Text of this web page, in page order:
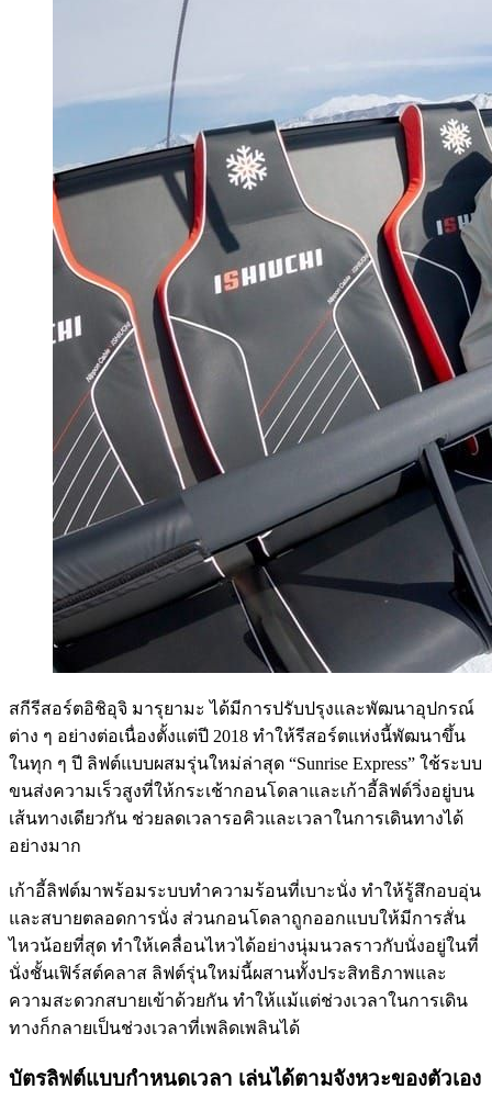
สกีรีสอร์ตอิชิอุจิ มารุยามะ ได้มีการปรับปรุงและพัฒนาอุปกรณ์
ต่าง ๆ อย่างต่อเนื่องตั้งแต่ปี 2018 ทำให้รีสอร์ตแห่งนี้พัฒนาขึ้น
ในทุก ๆ ปี ลิฟต์แบบผสมรุ่นใหม่ล่าสุด “Sunrise Express” ใช้ระบบ
ขนส่งความเร็วสูงที่ให้กระเช้ากอนโดลาและเก้าอี้ลิฟต์วิ่งอยู่บน
เส้นทางเดียวกัน ช่วยลดเวลารอคิวและเวลาในการเดินทางได้
อย่างมาก
เก้าอี้ลิฟต์มาพร้อมระบบทำความร้อนที่เบาะนั่ง ทำให้รู้สึกอบอุ่น
และสบายตลอดการนั่ง ส่วนกอนโดลาถูกออกแบบให้มีการสั่น
ไหวน้อยที่สุด ทำให้เคลื่อนไหวได้อย่างนุ่มนวลราวกับนั่งอยู่ในที่
นั่งชั้นเฟิร์สต์คลาส ลิฟต์รุ่นใหม่นี้ผสานทั้งประสิทธิภาพและ
ความสะดวกสบายเข้าด้วยกัน ทำให้แม้แต่ช่วงเวลาในการเดิน
ทางก็กลายเป็นช่วงเวลาที่เพลิดเพลินได้
บัตรลิฟต์แบบกำหนดเวลา เล่นได้ตามจังหวะของตัวเอง